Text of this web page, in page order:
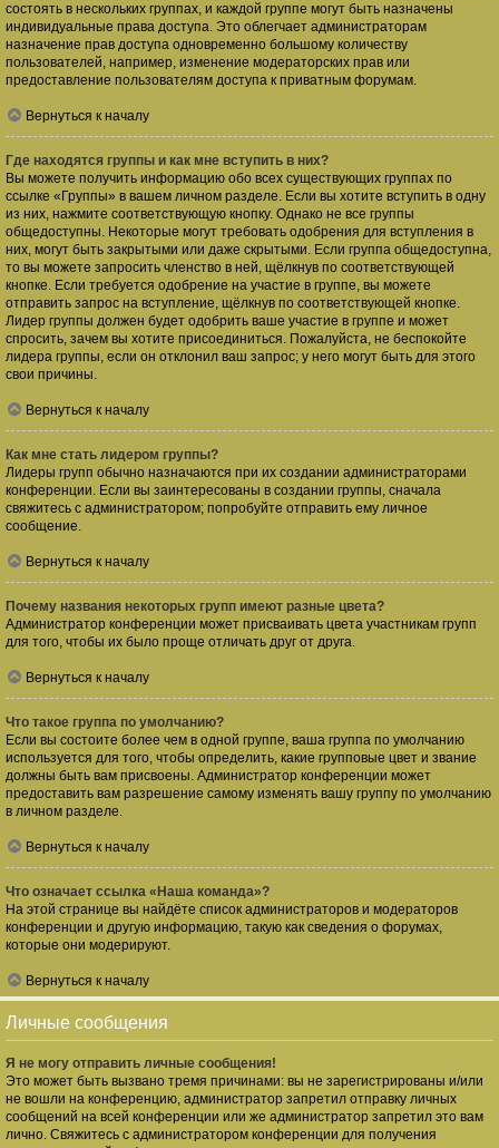
состоять в нескольких группах, и каждой группе могут быть назначены
индивидуальные права доступа. Это облегчает администраторам
назначение прав доступа одновременно большому количеству
пользователей, например, изменение модераторских прав или
предоставление пользователям доступа к приватным форумам.
Вернуться к началу
Где находятся группы и как мне вступить в них?
Вы можете получить информацию обо всех существующих группах по
ссылке «Группы» в вашем личном разделе. Если вы хотите вступить в одну
из них, нажмите соответствующую кнопку. Однако не все группы
общедоступны. Некоторые могут требовать одобрения для вступления в
них, могут быть закрытыми или даже скрытыми. Если группа общедоступна,
то вы можете запросить членство в ней, щёлкнув по соответствующей
кнопке. Если требуется одобрение на участие в группе, вы можете
отправить запрос на вступление, щёлкнув по соответствующей кнопке.
Лидер группы должен будет одобрить ваше участие в группе и может
спросить, зачем вы хотите присоединиться. Пожалуйста, не беспокойте
лидера группы, если он отклонил ваш запрос; у него могут быть для этого
свои причины.
Вернуться к началу
Как мне стать лидером группы?
Лидеры групп обычно назначаются при их создании администраторами
конференции. Если вы заинтересованы в создании группы, сначала
свяжитесь с администратором; попробуйте отправить ему личное
сообщение.
Вернуться к началу
Почему названия некоторых групп имеют разные цвета?
Администратор конференции может присваивать цвета участникам групп
для того, чтобы их было проще отличать друг от друга.
Вернуться к началу
Что такое группа по умолчанию?
Если вы состоите более чем в одной группе, ваша группа по умолчанию
используется для того, чтобы определить, какие групповые цвет и звание
должны быть вам присвоены. Администратор конференции может
предоставить вам разрешение самому изменять вашу группу по умолчанию
в личном разделе.
Вернуться к началу
Что означает ссылка «Наша команда»?
На этой странице вы найдёте список администраторов и модераторов
конференции и другую информацию, такую как сведения о форумах,
которые они модерируют.
Вернуться к началу
Личные сообщения
Я не могу отправить личные сообщения!
Это может быть вызвано тремя причинами: вы не зарегистрированы и/или
не вошли на конференцию, администратор запретил отправку личных
сообщений на всей конференции или же администратор запретил это вам
лично. Свяжитесь с администратором конференции для получения